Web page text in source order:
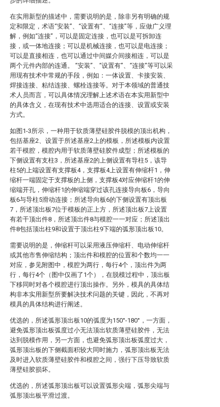
在实用新型的描述中，需要说明的是，除非另有明确的规
定和限定，术语“安装”、“设置有”、“连接”等，应做广义理
解，例如“连接”，可以是固定连接，也可以是可拆卸连
接，或一体地连接；可以是机械连接，也可以是电连接；
可以是直接相连，也可以通过中间媒介间接相连，可以是
两个元件内部的连通。 “安装”、“设置有”、“连接”等可以采
用现有技术中常规的手段，例如：一体设置、卡接安装、
焊接连接、粘结连接、螺栓连接等。对于本领域的普通技
术人员而言，可以具体情况理解上述术语在本实用新型中
的具体含义，在现有技术中选用适合的连接、设置或安装
方式。
如图1-3所示，一种用于软质薄壁硅胶件脱模的顶出机构，
包括基座2、设置于所述基座2上的模板，所述模板内设置
若干模腔，模腔内用于软质薄壁硅胶件成型；所述模板的
下侧设置有支柱3，所述基座2的上侧设置有导柱5，该导
柱5的上端设置有支撑板4，支撑板4上设置有伸缩杆1，伸
缩杆一端固定于支撑板的上侧，支撑板4对应伸缩杆1的伸
缩端开孔，伸缩杆1的伸缩端穿过该孔连接导向板6，导向
板6与导柱5滑动连接；所述导向板6的下侧设置有顶出板
7，所述顶出板7位于模板的正上方，所述顶出板7上设置
有若干顶出件8，所述顶出件8与模腔一一对应；所述顶出
件8包括顶出柱9和设置于顶出柱9下端的弧形顶出板10。
需要说明的是，伸缩杆可以采用液压伸缩杆、电动伸缩杆
或其他市售伸缩结构；顶出件和模腔的位置和个数均一一
对应，参见附图中，模腔为两行，每行4个，顶出件为两
行，每行4个（图中仅画了1个），在脱模过程中，顶出板
下移同时对各个模腔进行顶出操作。另外，模具的具体结
构非本实用新型所要解决技术问题的关键，因此，不再对
模具的具体结构进行阐述。
优选的，所述弧形顶出板10的弧度为150°-180°，一方面，
避免弧形顶出板弧度过小无法顶出软质薄壁硅胶件，无法
达到脱模作用，另一方面，也避免弧形顶出板弧度过大，
弧形顶出板的下侧截面积较大同时施力，弧形顶出板无法
及时进入软质薄壁硅胶件和模腔之间，强行下压导致软质
薄壁硅胶损坏。
优选的，所述弧形顶出板可以设置弧形尖端，弧形尖端与
弧形顶出板平滑过渡。